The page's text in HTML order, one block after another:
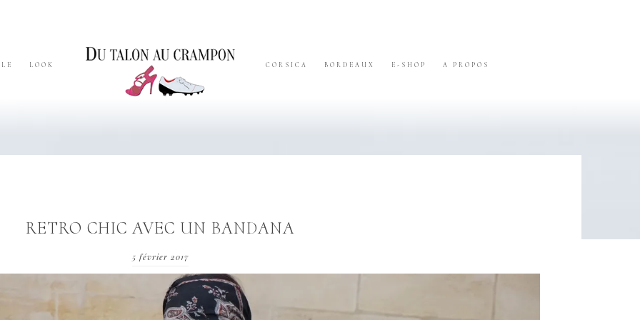
LOOK CORSICA BORDEAUX E-SHOP A PROPOS
RETRO CHIC AVEC UN BANDANA
5 février 2017